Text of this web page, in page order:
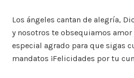
Los ángeles cantan de alegría,
y nosotros te obsequiamos amor
especial agrado para que sigas
mandatos ¡Felicidades por tu